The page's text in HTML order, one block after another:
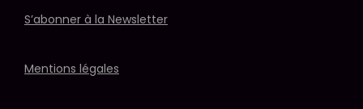
S’abonner à la Newsletter
Mentions légales